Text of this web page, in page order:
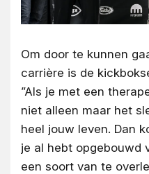
Om door te kunnen
carrière is de
”Als je met een
niet alleen maar het
heel jouw leven. Dan
je al hebt opgebouwd
een soort van te